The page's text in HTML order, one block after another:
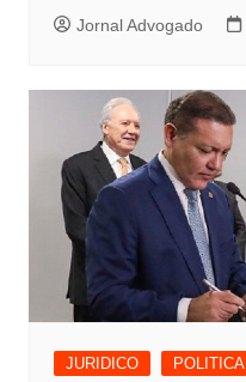
Jornal Advogado
JURIDICO POLITICA